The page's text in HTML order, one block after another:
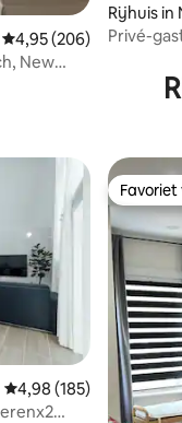
Gemiddelde
4,95 (206)
New
Rijhuis in
Privé-
Gemiddelde
4,98 (185)